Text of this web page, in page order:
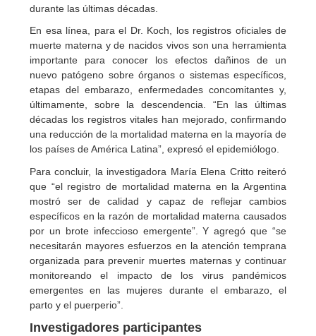
durante las últimas décadas.
En esa línea, para el Dr. Koch, los registros oficiales de
muerte materna y de nacidos vivos son una herramienta
importante para conocer los efectos dañinos de un
nuevo patógeno sobre órganos o sistemas específicos,
etapas del embarazo, enfermedades concomitantes y,
últimamente, sobre la descendencia. “En las últimas
décadas los registros vitales han mejorado, confirmando
una reducción de la mortalidad materna en la mayoría de
los países de América Latina”, expresó el epidemiólogo.
Para concluir, la investigadora María Elena Critto reiteró
que “el registro de mortalidad materna en la Argentina
mostró ser de calidad y capaz de reflejar cambios
específicos en la razón de mortalidad materna causados
por un brote infeccioso emergente”. Y agregó que “se
necesitarán mayores esfuerzos en la atención temprana
organizada para prevenir muertes maternas y continuar
monitoreando el impacto de los virus pandémicos
emergentes en las mujeres durante el embarazo, el
parto y el puerperio”.
Investigadores participantes